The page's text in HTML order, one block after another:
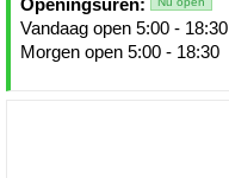
Openingsuren:
Vandaag open 5:00 - 18:30
Morgen open 5:00 - 18:30